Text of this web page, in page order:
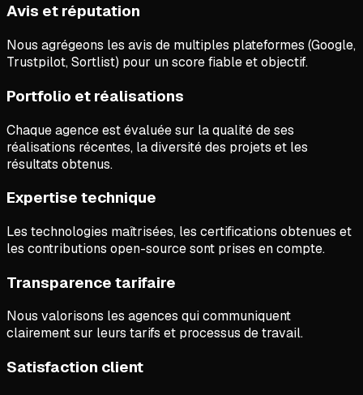
Avis et réputation
Nous agrégeons les avis de multiples plateformes (Google,
Trustpilot, Sortlist) pour un score fiable et objectif.
Portfolio et réalisations
Chaque agence est évaluée sur la qualité de ses
réalisations récentes, la diversité des projets et les
résultats obtenus.
Expertise technique
Les technologies maîtrisées, les certifications obtenues et
les contributions open-source sont prises en compte.
Transparence tarifaire
Nous valorisons les agences qui communiquent
clairement sur leurs tarifs et processus de travail.
Satisfaction client